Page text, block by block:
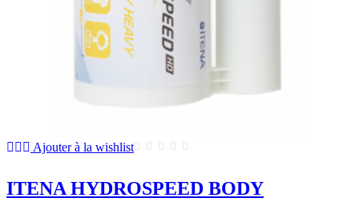
Ajouter à la wishlist
ITENA HYDROSPEED BODY